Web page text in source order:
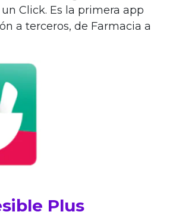
Click. Es la primera app
a terceros, de Farmacia a
Plus